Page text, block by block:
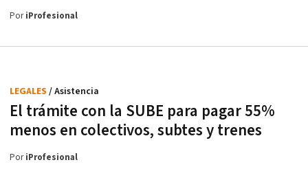
PoriProfesional
El trámite con la SUBE para pagar 55%
menos en colectivos, subtes y trenes
LEGALES / Asistencia
PoriProfesional